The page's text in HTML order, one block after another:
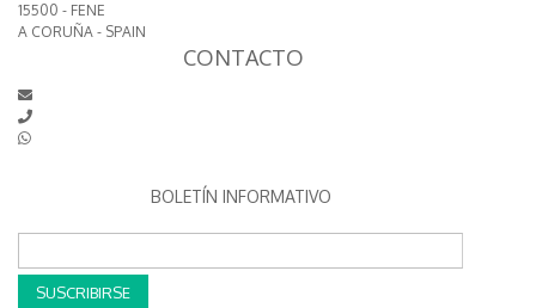
15500 - FENE
A CORUÑA - SPAIN
CONTACTO
BOLETÍN INFORMATIVO
SUSCRIBIRSE